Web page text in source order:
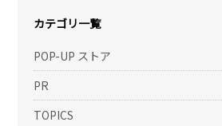
カテゴリ一覧
POP-UP ストア
PR
TOPICS